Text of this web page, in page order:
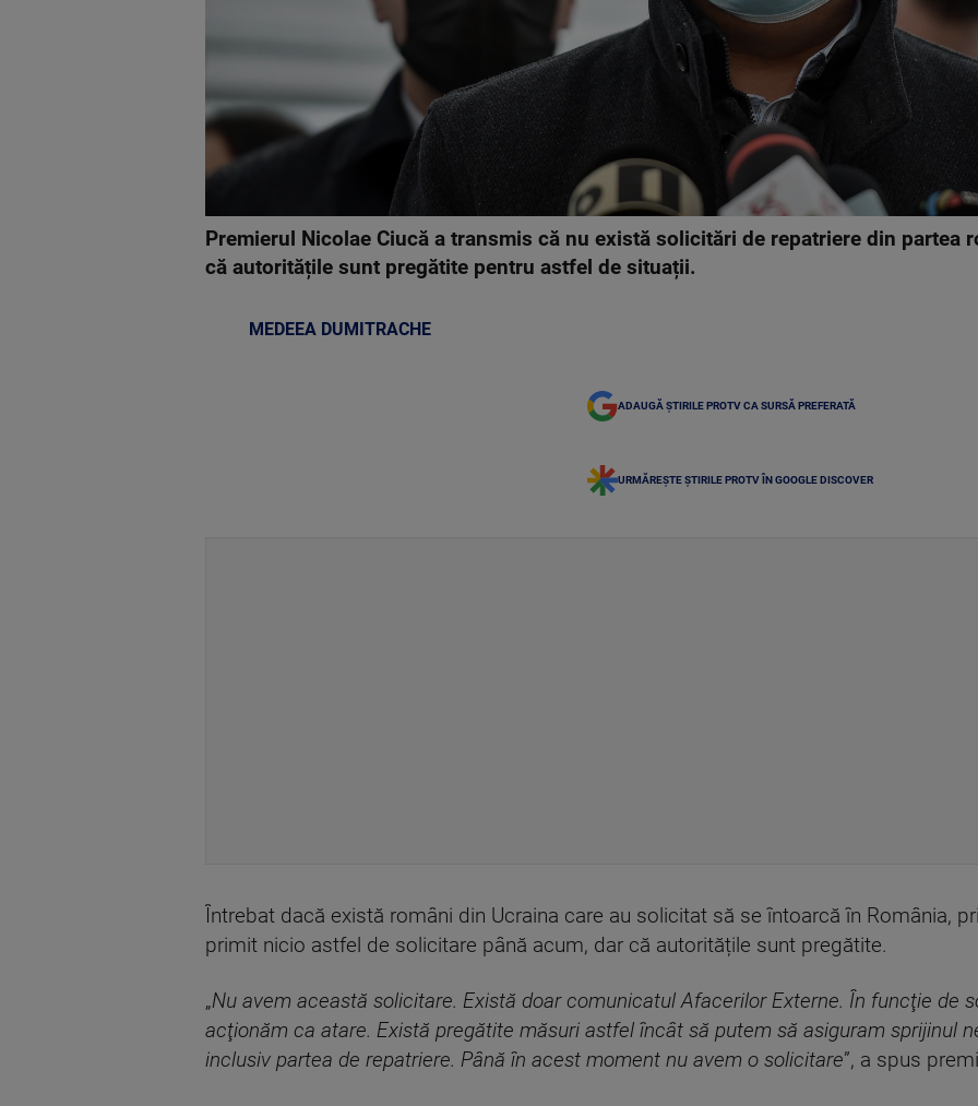
Premierul Nicolae Ciucă a transmis că nu există solicitări de repatriere din partea
că autoritățile sunt pregătite pentru astfel de situații.
MEDEEA DUMITRACHE
ADAUGĂ ȘTIRILE PROTV CA SURSĂ PREFERATĂ
URMĂREȘTE ȘTIRILE PROTV ÎN GOOGLE DISCOVER
Întrebat dacă există români din Ucraina care au solicitat să se întoarcă în România,
primit nicio astfel de solicitare până acum, dar că autoritățile sunt pregătite.
„Nu avem această solicitare. Există doar comunicatul Afacerilor Externe. În funcţie de
acţionăm ca atare. Există pregătite măsuri astfel încât să putem să asiguram sprijinul
inclusiv partea de repatriere. Până în acest moment nu avem o solicitare”, a spus